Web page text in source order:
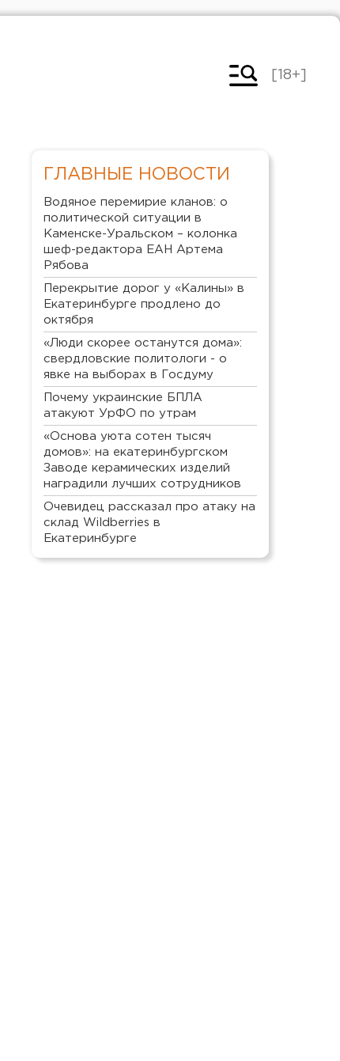
[18+]
ГЛАВНЫЕ НОВОСТИ
Водяное перемирие кланов: о
политической ситуации в
Каменске-Уральском – колонка
шеф-редактора ЕАН Артема
Рябова
Перекрытие дорог у «Калины» в
Екатеринбурге продлено до
октября
«Люди скорее останутся дома»:
свердловские политологи - о
явке на выборах в Госдуму
Почему украинские БПЛА
атакуют УрФО по утрам
«Основа уюта сотен тысяч
домов»: на екатеринбургском
Заводе керамических изделий
наградили лучших сотрудников
Очевидец рассказал про атаку на
склад Wildberries в
Екатеринбурге